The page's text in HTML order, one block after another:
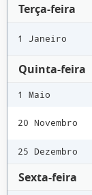
Terça-feira
1 Janeiro
Quinta-feira
1 Maio
20 Novembro
25 Dezembro
Sexta-feira